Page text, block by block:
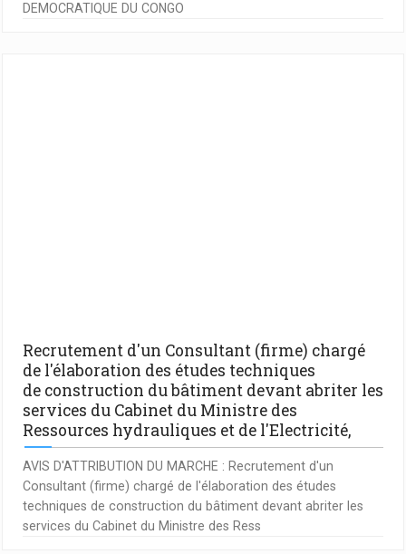
DEMOCRATIQUE DU CONGO
Recrutement d'un Consultant (firme) chargé
de l'élaboration des études techniques
de construction du bâtiment devant abriter les
services du Cabinet du Ministre des
Ressources hydrauliques et de l'Electricité,
AVIS D'ATTRIBUTION DU MARCHE : Recrutement d'un
Consultant (firme) chargé de l'élaboration des études
techniques de construction du bâtiment devant abriter les
services du Cabinet du Ministre des Ress